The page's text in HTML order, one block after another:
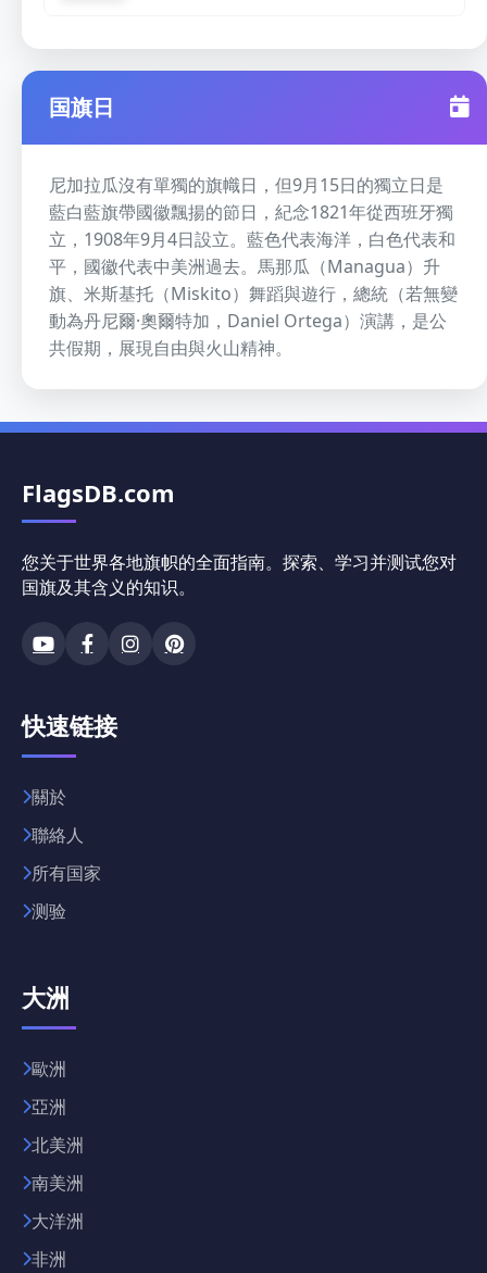
国旗日
尼加拉瓜沒有單獨的旗幟日，但9月15日的獨立日是
藍白藍旗帶國徽飄揚的節日，紀念1821年從西班牙獨
立，1908年9月4日設立。藍色代表海洋，白色代表和
平，國徽代表中美洲過去。馬那瓜（Managua）升
旗、米斯基托（Miskito）舞蹈與遊行，總統（若無變
動為丹尼爾·奧爾特加，Daniel Ortega）演講，是公
共假期，展現自由與火山精神。
FlagsDB.com
您关于世界各地旗帜的全面指南。探索、学习并测试您对
国旗及其含义的知识。
快速链接
關於
聯絡人
所有国家
测验
大洲
歐洲
亞洲
北美洲
南美洲
大洋洲
非洲